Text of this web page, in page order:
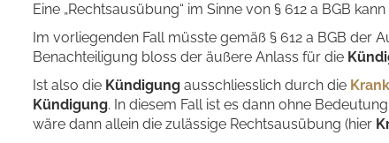
Eine „Rechtsausübung“ im Sinne von § 612 a BGB
Im vorliegenden Fall müsste gemäß § 612 a BGB der
Benachteiligung bloss der äußere Anlass für die
Ist also die Kündigung ausschliesslich durch die
Kündigung. In diesem Fall ist es dann ohne
wäre dann allein die zulässige Rechtsausübung (hier